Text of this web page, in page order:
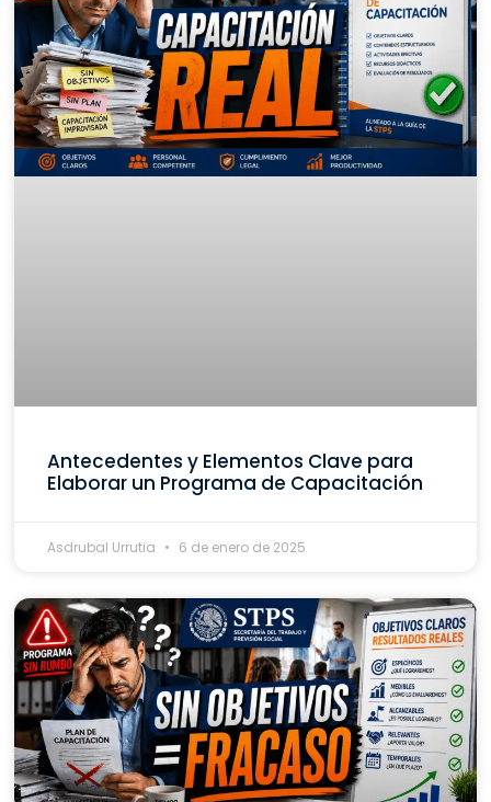
Antecedentes y Elementos Clave para
Elaborar un Programa de Capacitación
Asdrubal Urrutia 6 de enero de 2025